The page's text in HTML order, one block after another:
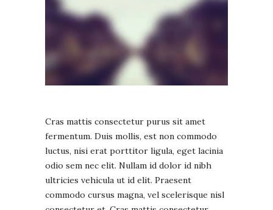
Cras mattis consectetur purus sit amet
fermentum. Duis mollis, est non commodo
luctus, nisi erat porttitor ligula, eget lacinia
odio sem nec elit. Nullam id dolor id nibh
ultricies vehicula ut id elit. Praesent
commodo cursus magna, vel scelerisque nisl